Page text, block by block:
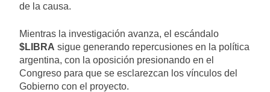
de la causa.
Mientras la investigación avanza, el escándalo
$LIBRA sigue generando repercusiones en la política
argentina, con la oposición presionando en el
Congreso para que se esclarezcan los vínculos del
Gobierno con el proyecto.